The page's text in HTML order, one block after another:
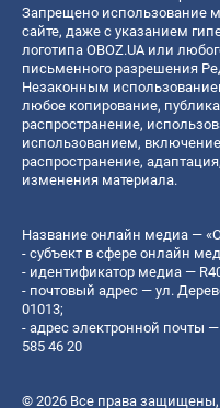
Запрещено использование
сайте, даже с указанием
логотипа OBOZ.UA или
письменного разрешения
Незаконным
любое копирование,
распространение,
использованием,
распространение,
изменения материала.
Название онлайн медиа —
- субъект в сфере онлайн
- идентификатор медиа —
- почтовый адрес — ул.
01013;
- адрес электронной почты —
585 46 20
© 2026 Все права